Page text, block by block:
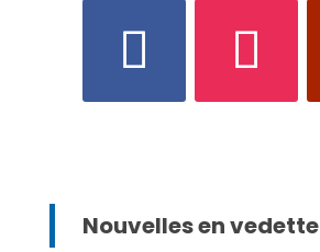
Nouvelles en vedette